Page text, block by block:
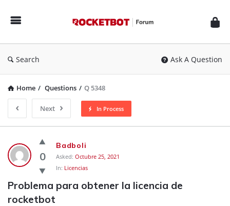
Forum
Search Ask A Question
Home / Questions / Q 5348
Next In Process
Rocketbot
Forum
Latest
Questions
0
Badboli
Asked: Octubre 25, 2021
In: Licencias
Problema para obtener la licencia de
rocketbot